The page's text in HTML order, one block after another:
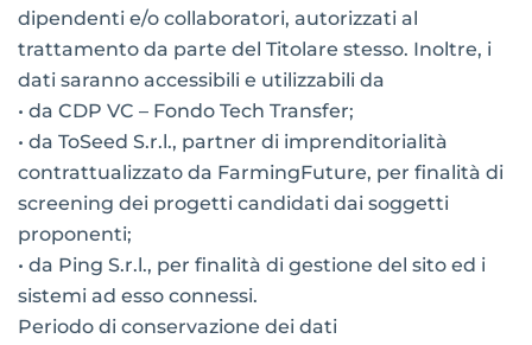
dipendenti e/o collaboratori, autorizzati al
trattamento da parte del Titolare stesso. Inoltre, i
dati saranno accessibili e utilizzabili da
• da CDP VC – Fondo Tech Transfer;
• da ToSeed S.r.l., partner di imprenditorialità
contrattualizzato da FarmingFuture, per finalità di
screening dei progetti candidati dai soggetti
proponenti;
• da Ping S.r.l., per finalità di gestione del sito ed i
sistemi ad esso connessi.
Periodo di conservazione dei dati